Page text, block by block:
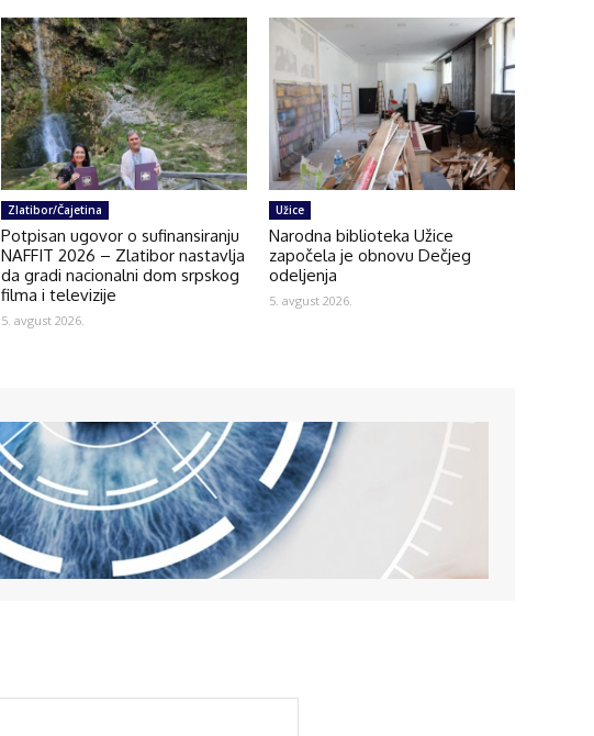
Zlatibor/Čajetina
Potpisan ugovor o sufinansiranju
NAFFIT 2026 – Zlatibor nastavlja
da gradi nacionalni dom srpskog
filma i televizije
5. avgust 2026.
Užice
Narodna biblioteka Užice
započela je obnovu Dečjeg
odeljenja
5. avgust 2026.